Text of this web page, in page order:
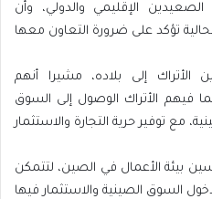
الإقليمي والدولي، وأن
الأتراك إلى بلاده، مشيرا أنهم
فيهم الأتراك الوصول إلى السوق
بيئة الأعمال في الصين، لتتمكن